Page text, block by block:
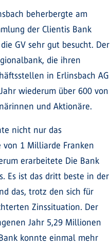
beherbergte am
der Clientis Bank
GV sehr gut besucht. Der
die ihren
in Erlinsbach AG
wiederum über 600 von
und Aktionäre.
nicht nur das
von 1 Milliarde Franken
erarbeitete Die Bank
Es ist das dritt beste in der
das, trotz den sich für
Zinssituation. Der
Jahr 5,29 Millionen
konnte einmal mehr